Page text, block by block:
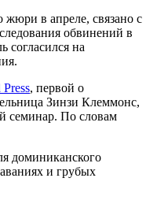
жюри в апреле, связано с
обвинений в
согласился на
, первой о
Зинзи Клеммонс,
семинар. По словам
доминиканского
и грубых